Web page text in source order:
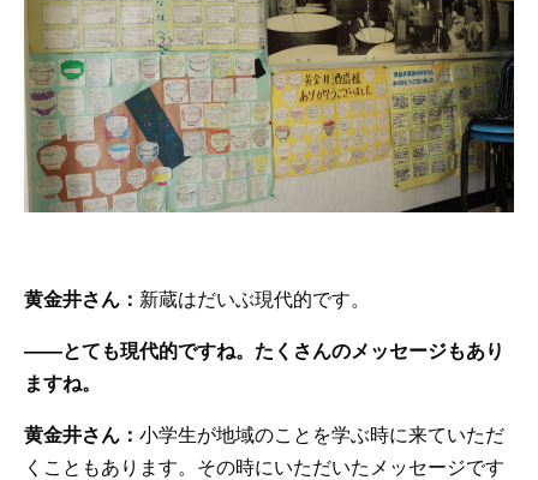
黄金井さん： 新蔵はだいぶ現代的です。
——とても現代的ですね。たくさんのメッセージもあり
ますね。
黄金井さん： 小学生が地域のことを学ぶ時に来ていただ
くこともあります。その時にいただいたメッセージです